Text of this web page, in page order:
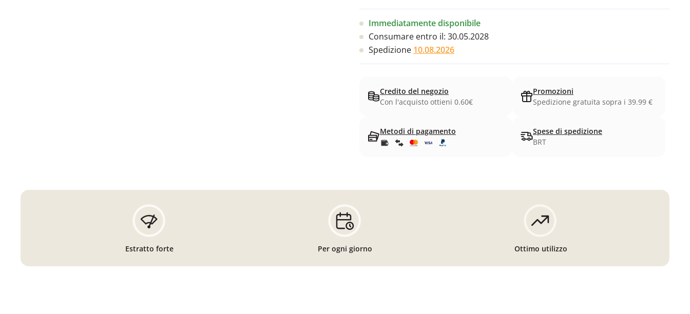
Immediatamente disponibile
Consumare entro il: 30.05.2028
Spedizione 10.08.2026
Credito del negozio
Con l'acquisto ottieni 0.60€
Promozioni
Spedizione gratuita sopra i 39.99 €
Metodi di pagamento
Spese di spedizione
BRT
Estratto forte Per ogni giorno Ottimo utilizzo